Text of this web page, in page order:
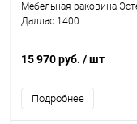
Мебельная раковина
Даллас 1400 L
15 970 руб. / шт
Подробнее